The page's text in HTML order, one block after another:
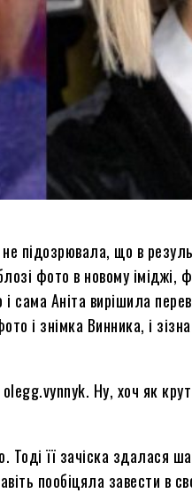
підозрювала, що в
фото в новому іміджі,
сама Аніта вирішила
і знімка Винника, і
Ну, хоч як
її зачіска здалася
пообіцяла завести в